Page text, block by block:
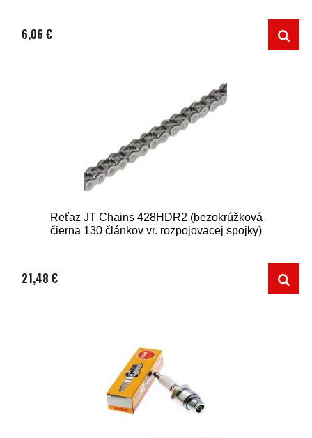
6,06 €
Reťaz JT Chains 428HDR2 (bezokrúžková
čierna 130 článkov vr. rozpojovacej spojky)
21,48 €